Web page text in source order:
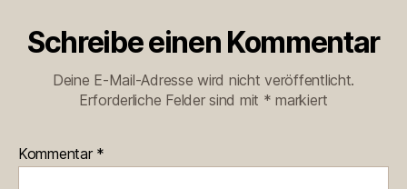
Schreibe einen Kommentar
Deine E-Mail-Adresse wird nicht veröffentlicht.
Erforderliche Felder sind mit * markiert
Kommentar *